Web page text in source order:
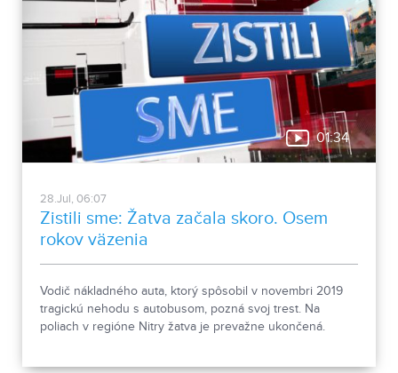
01:34
28.Jul, 06:07
Zistili sme: Žatva začala skoro. Osem
rokov väzenia
Vodič nákladného auta, ktorý spôsobil v novembri 2019
tragickú nehodu s autobusom, pozná svoj trest. Na
poliach v regióne Nitry žatva je prevažne ukončená.